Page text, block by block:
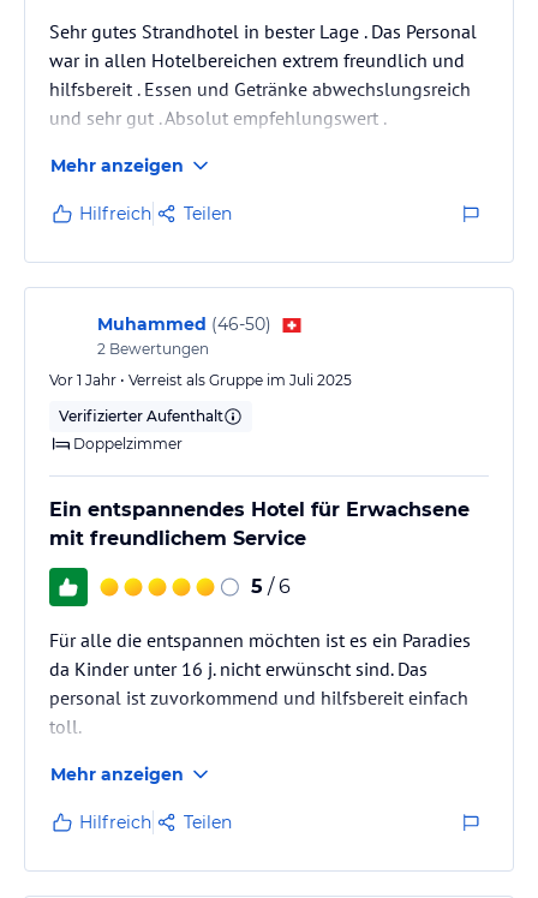
Sehr gutes Strandhotel in bester Lage . Das Personal
war in allen Hotelbereichen extrem freundlich und
hilfsbereit . Essen und Getränke abwechslungsreich
und sehr gut . Absolut empfehlungswert .
Mehr anzeigen
Hilfreich Teilen
Muhammed (46-50)
2 Bewertungen
Vor 1 Jahr • Verreist als Gruppe im Juli 2025
Verifizierter Aufenthalt
Doppelzimmer
Ein entspannendes Hotel für Erwachsene
mit freundlichem Service
5 / 6
Für alle die entspannen möchten ist es ein Paradies
da Kinder unter 16 j. nicht erwünscht sind. Das
personal ist zuvorkommend und hilfsbereit einfach
toll.
Mehr anzeigen
Hilfreich Teilen